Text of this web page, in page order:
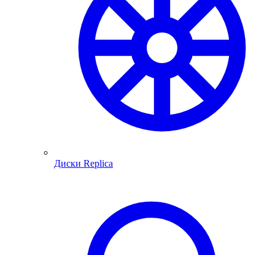
Диски Replica